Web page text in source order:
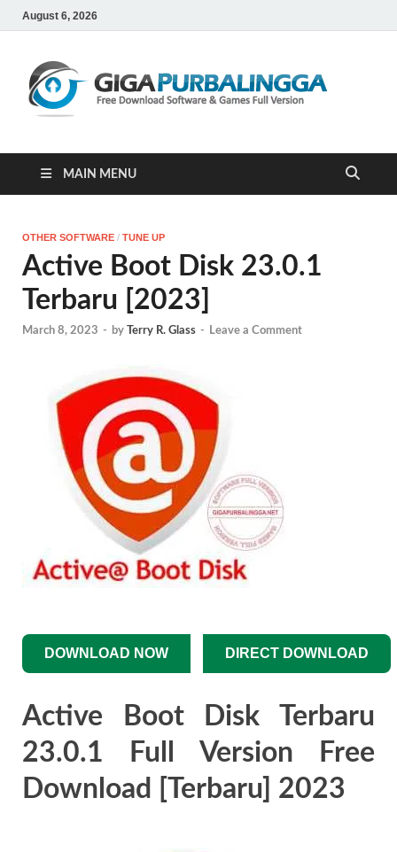
August 6, 2026
MAIN MENU
OTHER SOFTWARE / TUNE UP
Active Boot Disk 23.0.1
Terbaru [2023]
March 8, 2023 - by Terry R. Glass - Leave a Comment
DOWNLOAD NOW DIRECT DOWNLOAD
Active Boot Disk Terbaru
23.0.1 Full Version Free
Download [Terbaru] 2023